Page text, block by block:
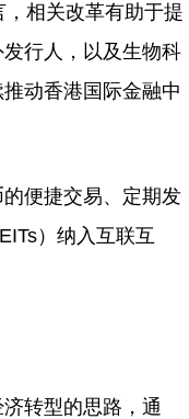
相关改革有助于提
行人，以及生物科
动香港国际金融中
便捷交易、定期发
）纳入互联互
转型的思路，通